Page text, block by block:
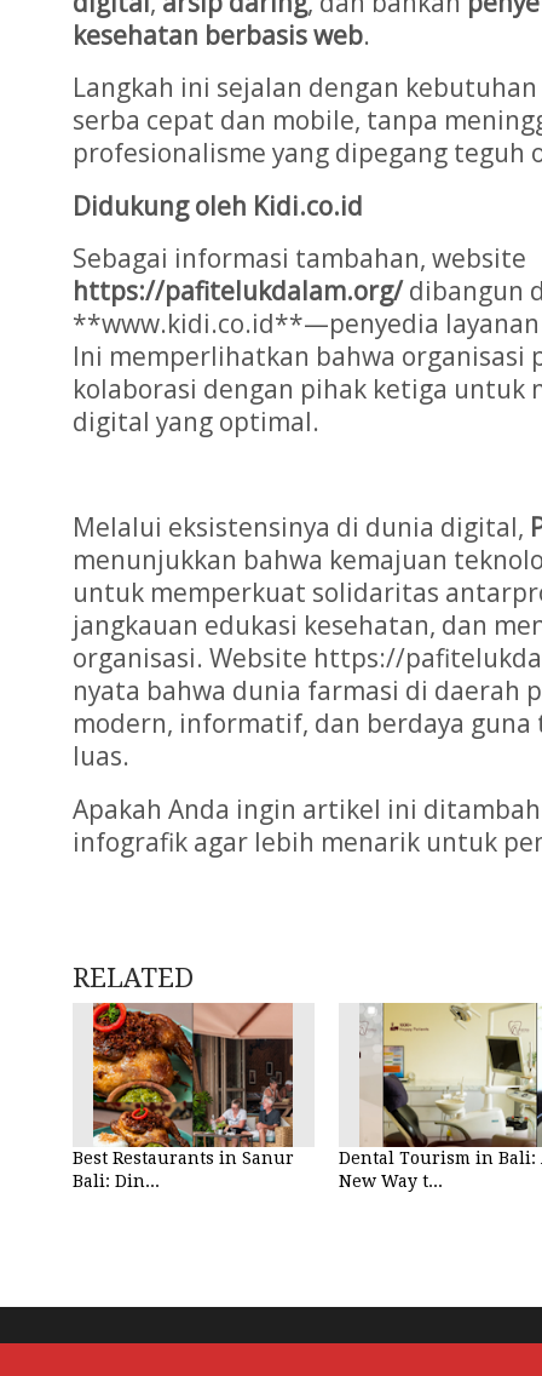
kesehatan berbasis web.
Langkah ini sejalan dengan
serba cepat dan mobile, tanpa
profesionalisme yang dipegang teguh
Didukung oleh Kidi.co.id
Sebagai informasi tambahan, website
https://pafitelukdalam.org/dibangun
**www.kidi.co.id**—penyedia
Ini memperlihatkan bahwa organisasi
kolaborasi dengan pihak ketiga untuk
digital yang optimal.
Melalui eksistensinya di dunia digital,
menunjukkan bahwa kemajuan
untuk memperkuat solidaritas
jangkauan edukasi kesehatan, dan
organisasi. Website https://
nyata bahwa dunia farmasi di daerah
modern, informatif, dan berdaya
luas.
Apakah Anda ingin artikel ini
infografik agar lebih menarik untuk
RELATED
Best Restaurants in Sanur
Bali: Din...
Dental Tourism in Bali:
New Way t...